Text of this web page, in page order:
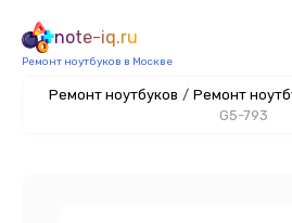
note-iq.ru
Ремонт ноутбуков в Москве
Ремонт ноутбуков / Ремонт
G5-793